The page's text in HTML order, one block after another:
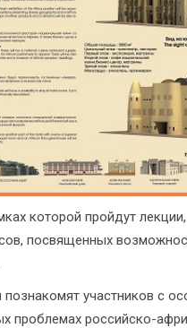
которой пройдут
посвященных
участников с
проблемах российско-